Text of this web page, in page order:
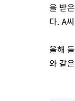
을 받
다. A
올해
와 같